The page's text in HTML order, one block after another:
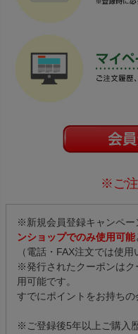
※ご
※新規会員登録キャンペー
ンショップでのみ使用可能
（電話・FAX注文では使用
※発行されたクーポンはク
用可能です。
すでにポイントをお持ちの
※ご登録後5年以上ご購入